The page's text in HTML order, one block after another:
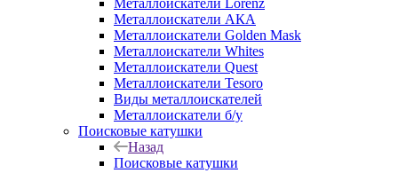
Металлоискатели Lorenz
Металлоискатели АКА
Металлоискатели Golden Mask
Металлоискатели Whites
Металлоискатели Quest
Металлоискатели Tesoro
Виды металлоискателей
Металлоискатели б/у
Поисковые катушки
Назад
Поисковые катушки